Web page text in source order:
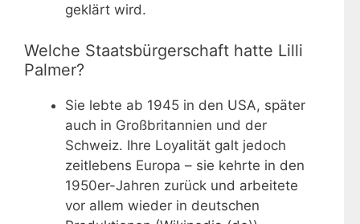
geklärt wird.
Welche Staatsbürgerschaft hatte Lilli
Palmer?
Sie lebte ab 1945 in den USA, später
auch in Großbritannien und der
Schweiz. Ihre Loyalität galt jedoch
zeitlebens Europa – sie kehrte in den
1950er-Jahren zurück und arbeitete
vor allem wieder in deutschen